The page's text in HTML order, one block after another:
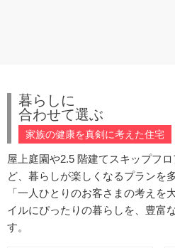
NEW2026年11月
大阪府 箕面市 住まいのギャラ
NEW2026年11月 展示場
兵庫県 西宮市 住まいのギャラ
予定
暮らしに
合わせて選ぶ
家族の健康を真剣に考えた住宅
屋上庭園や2.5 階建てスキップフ
ど、暮らしが楽しくなるプランを
「一人ひとりのお客さまの考えを
イルにぴったりの暮らしを、豊富
す。